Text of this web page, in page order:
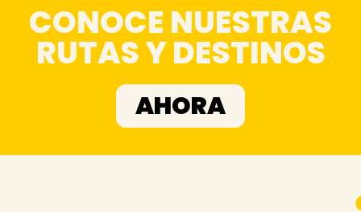
CONOCE NUESTRAS
RUTAS Y DESTINOS
AHORA